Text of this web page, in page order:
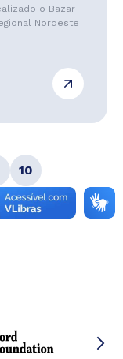
o Bazar
Nordeste
10